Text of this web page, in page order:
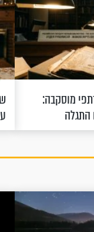
מוסקבה:
התגלה